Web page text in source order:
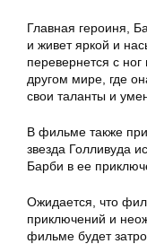
Главная героиня,
и живет яркой и
перевернется с ног
другом мире, где
свои таланты и
В фильме также
звезда Голливуда
Барби в ее
Ожидается, что
приключений и
фильме будет